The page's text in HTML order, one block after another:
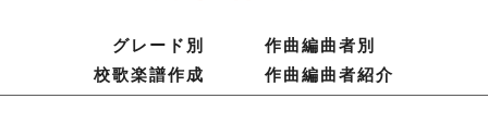
グレード別
作曲編曲者別
校歌楽譜作成
作曲編曲者紹介